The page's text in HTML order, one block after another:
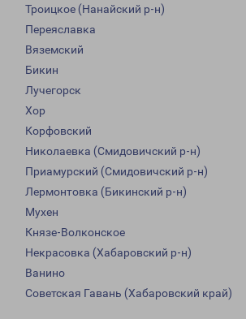
Троицкое (Нанайский р-н)
Переяславка
Вяземский
Бикин
Лучегорск
Хор
Корфовский
Николаевка (Смидовичский р-н)
Приамурский (Смидовичский р-н)
Лермонтовка (Бикинский р-н)
Мухен
Князе-Волконское
Некрасовка (Хабаровский р-н)
Ванино
Советская Гавань (Хабаровский край)